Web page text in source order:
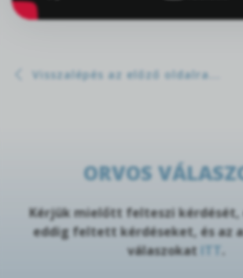
Visszalépés az előző oldalra...
ORVOS
Kérjük mielőtt felteszi kérdését,
eddig feltett kérdéseket, és az
válaszokat ITT